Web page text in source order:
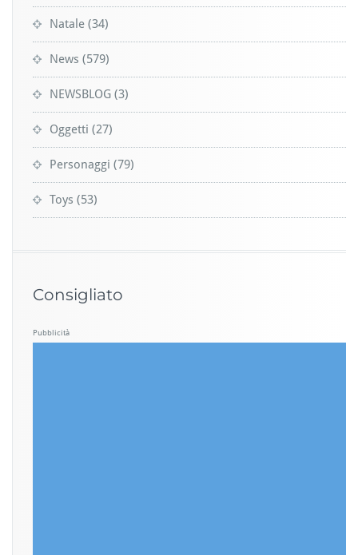
Natale (34)
News (579)
NEWSBLOG (3)
Oggetti (27)
Personaggi (79)
Toys (53)
Consigliato
Pubblicità